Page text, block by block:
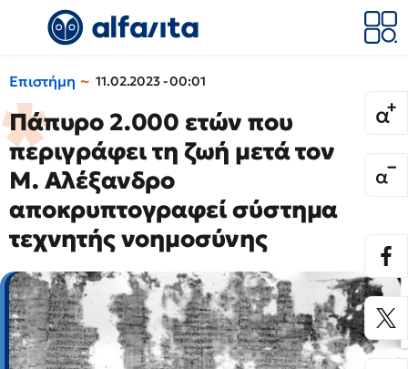
Επιστήμη 11.02.2023 - 00:01
Πάπυρο 2.000 ετών που
περιγράφει τη ζωή μετά τον
Μ. Αλέξανδρο
αποκρυπτογραφεί σύστημα
τεχνητής νοημοσύνης